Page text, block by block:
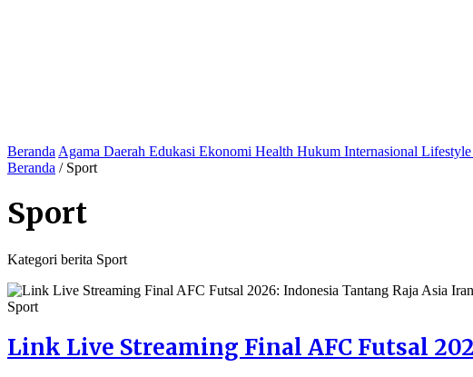
Beranda Agama Daerah Edukasi Ekonomi Health Hukum Internasional Lifestyle
Beranda / Sport
Sport
Kategori berita Sport
Sport
Link Live Streaming Final AFC Futsal